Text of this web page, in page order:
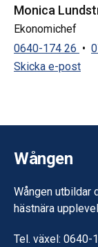
Monica
Ekonomichef
0640-174 26 •
Skicka e-post
Wången
Wången utbildar
hästnära
Tel. växel: 0640-